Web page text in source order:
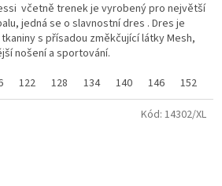
včetně trenek je vyrobený pro největší
jedná se o slavnostní dres . Dres je
s přísadou změkčující látky Mesh,
nošení a sportování.
158 a velikosti dospělé od S do XXL.
122 128 134 140 146 152
Kód: 14302/XL